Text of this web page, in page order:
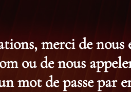
merci de
ou de nous appeler
mot de passe par